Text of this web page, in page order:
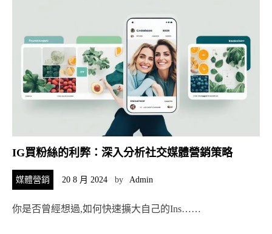
IG買粉絲的利弊：深入分析社交媒體營銷策略
媒體營銷 20 8 月 2024 by Admin
你是否曾經想過,如何快速擴大自己的Ins……